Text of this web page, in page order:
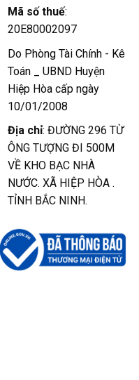
Mã số thuế:
20E80002097
Do Phòng Tài Chính - Kê
Toán _ UBND Huyện
Hiệp Hòa cấp ngày
10/01/2008
Địa chỉ: ĐƯỜNG 296 TỪ
ÔNG TƯỢNG ĐI 500M
VỀ KHO BẠC NHÀ
NƯỚC. XÃ HIỆP HÒA .
TỈNH BẮC NINH.